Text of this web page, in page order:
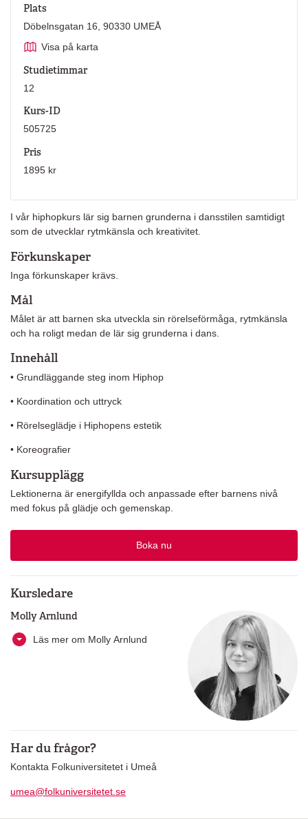
I vår hiphopkurs lär sig barnen grunderna i dansstilen samtidigt
som de utvecklar rytmkänsla och kreativitet.
Förkunskaper
Inga förkunskaper krävs.
Mål
Målet är att barnen ska utveckla sin rörelseförmåga, rytmkänsla
och ha roligt medan de lär sig grunderna i dans.
Innehåll
• Grundläggande steg inom Hiphop
• Koordination och uttryck
• Rörelseglädje i Hiphopens estetik
• Koreografier
Kursupplägg
Lektionerna är energifyllda och anpassade efter barnens nivå
med fokus på glädje och gemenskap.
Boka nu
Kursledare
Molly Arnlund
Läs mer om Molly Arnlund
Har du frågor?
Kontakta Folkuniversitetet i Umeå
umea@folkuniversitetet.se
Plats
Döbelnsgatan 16, 90330 UMEÅ
Visa på karta
Studietimmar
12
Kurs-ID
505725
Pris
1895 kr